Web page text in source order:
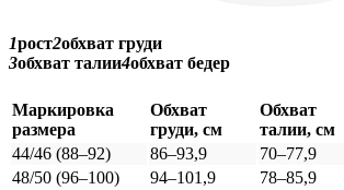
1рост2обхват груди
3обхват талии4обхват бедер
Маркировка
размера
Обхват
груди, см
Обхват
талии, см
44/46 (88–92)
86–93,9 70–77,9
48/50 (96–100)
94–101,9 78–85,9